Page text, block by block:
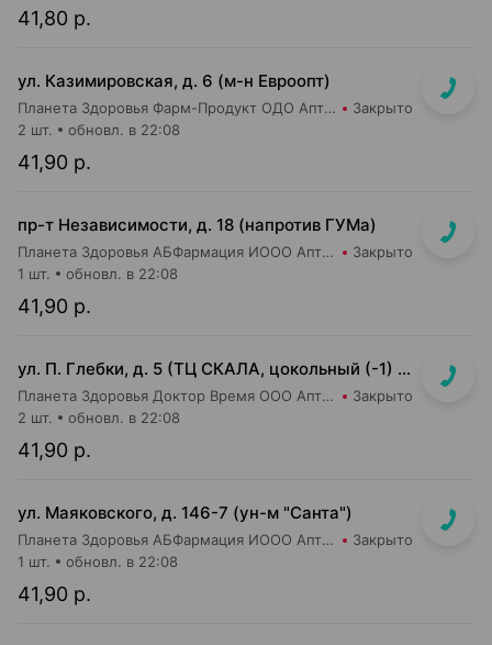
41,80 р.
ул. Казимировская, д. 6 (м-н Евроопт)
Планета Здоровья Фарм-Продукт ОДО Аптека №7 Закрыто
41,90 р.
2 шт. обновл. в 22:08
пр-т Независимости, д. 18 (напротив ГУМа)
Планета Здоровья АБФармация ИООО Аптека №1 Закрыто
41,90 р.
1 шт. обновл. в 22:08
ул. П. Глебки, д. 5 (ТЦ СКАЛА, цокольный (-1) этаж)
Планета Здоровья Доктор Время ООО Аптека №50 Закрыто
41,90 р.
2 шт. обновл. в 22:08
ул. Маяковского, д. 146-7 (ун-м "Санта")
Планета Здоровья АБФармация ИООО Аптека №2 Закрыто
41,90 р.
1 шт. обновл. в 22:08